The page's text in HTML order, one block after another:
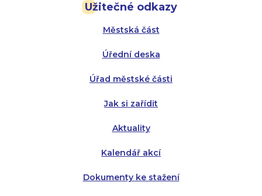
Užitečné odkazy
Městská část
Úřední deska
Úřad městské části
Jak si zařídit
Aktuality
Kalendář akcí
Dokumenty ke stažení
Úterý:
Středa:
Čtvrtek:
Pátek:
Úterý:
Středa:
Čtvrtek: